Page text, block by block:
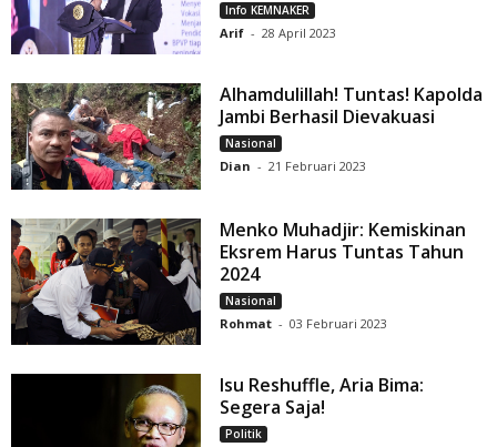
Info KEMNAKER
Arif - 28 April 2023
Alhamdulillah! Tuntas! Kapolda
Jambi Berhasil Dievakuasi
Nasional
Dian - 21 Februari 2023
Menko Muhadjir: Kemiskinan
Eksrem Harus Tuntas Tahun
2024
Nasional
Rohmat - 03 Februari 2023
Isu Reshuffle, Aria Bima:
Segera Saja!
Politik